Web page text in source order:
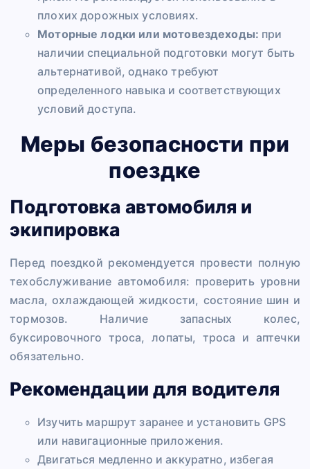
плохих дорожных условиях.
Моторные лодки или мотовездеходы: при
наличии специальной подготовки могут быть
альтернативой, однако требуют
определенного навыка и соответствующих
условий доступа.
Меры безопасности при
поездке
Подготовка автомобиля и
экипировка
Перед поездкой рекомендуется провести полную
техобслуживание автомобиля: проверить уровни
масла, охлаждающей жидкости, состояние шин и
тормозов. Наличие запасных колес,
буксировочного троса, лопаты, троса и аптечки
обязательно.
Рекомендации для водителя
Изучить маршрут заранее и установить GPS
или навигационные приложения.
Двигаться медленно и аккуратно, избегая